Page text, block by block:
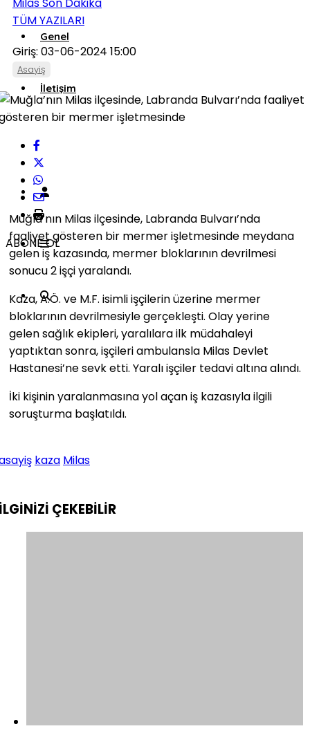
Genel
İletişim
TÜM YAZILARI
Giriş: 03-06-2024 15:00
Asayiş
ABONE OL
Muğla’nın Milas ilçesinde, Labranda Bulvarı’nda
faaliyet gösteren bir mermer işletmesinde meydana
gelen iş kazasında, mermer bloklarının devrilmesi
sonucu 2 işçi yaralandı.
Kaza, A.Ö. ve M.F. isimli işçilerin üzerine mermer
bloklarının devrilmesiyle gerçekleşti. Olay yerine
gelen sağlık ekipleri, yaralılara ilk müdahaleyi
yaptıktan sonra, işçileri ambulansla Milas Devlet
Hastanesi’ne sevk etti. Yaralı işçiler tedavi altına alındı.
İki kişinin yaralanmasına yol açan iş kazasıyla ilgili
soruşturma başlatıldı.
kaza Milas
ÇEKEBİLİR